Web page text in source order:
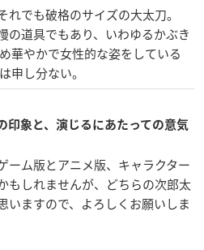
でも破格のサイズの大太刀。
の道具でもあり、いわゆるかぶき
華やかで女性的な姿をしている
申し分ない。
象と、演じるにあたっての意気
ーム版とアニメ版、キャラクター
もしれませんが、どちらの次郎太
いますので、よろしくお願いしま